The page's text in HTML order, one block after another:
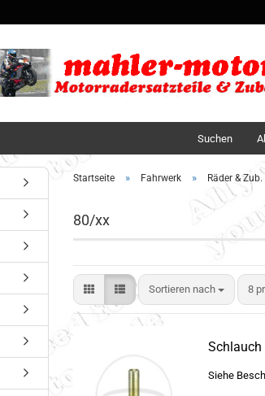
Suchen
Startseite » Fahrwerk » Räder & Zub.
80/xx
Sortieren nach 8
Schlauch
Siehe